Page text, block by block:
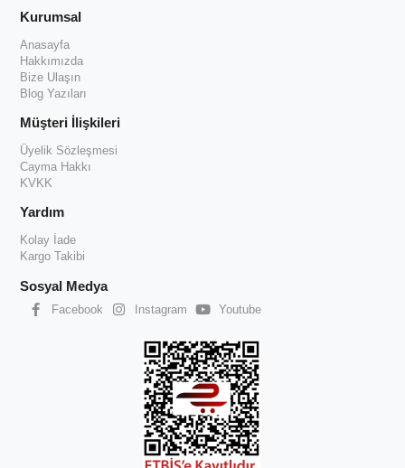
Kurumsal
Anasayfa
Hakkımızda
Bize Ulaşın
Blog Yazıları
Müşteri İlişkileri
Üyelik Sözleşmesi
Cayma Hakkı
KVKK
Yardım
Kolay İade
Kargo Takibi
Sosyal Medya
Facebook Instagram Youtube